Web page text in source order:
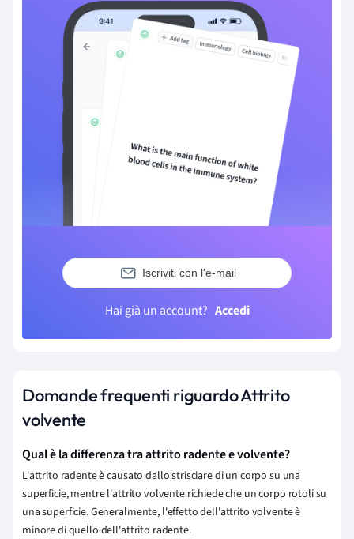
Iscriviti con l'e-mail
Hai già un account? Accedi
Domande frequenti riguardo Attrito
volvente
Qual è la differenza tra attrito radente e volvente?
L'attrito radente è causato dallo strisciare di un corpo su una
superficie, mentre l'attrito volvente richiede che un corpo rotoli su
una superficie. Generalmente, l'effetto dell'attrito volvente è
minore di quello dell'attrito radente.